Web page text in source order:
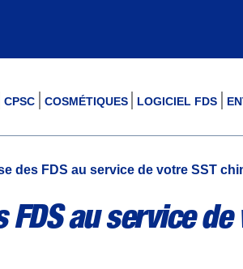
CPSC COSMÉTIQUES LOGICIEL FDS
des FDS au service de votre SST
au service de